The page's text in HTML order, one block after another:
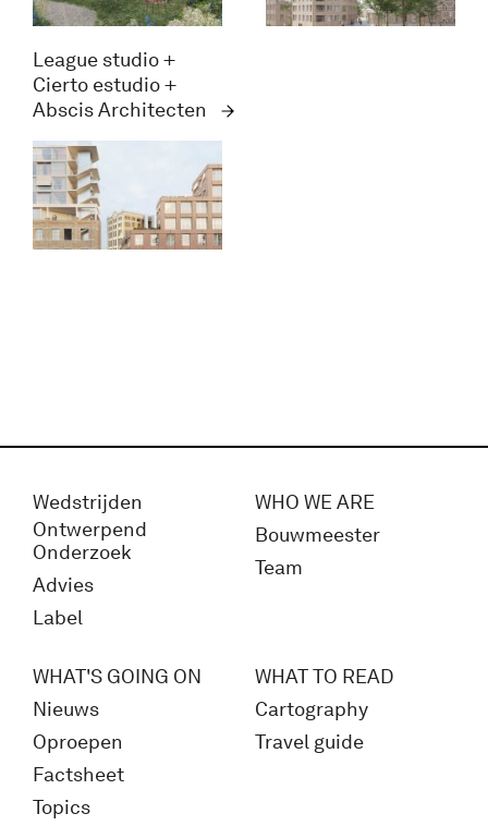
League studio +
Cierto estudio +
Abscis Architecten
Wedstrijden
Ontwerpend
Onderzoek
Advies
Label
WHO WE ARE
Bouwmeester
Team
WHAT'S GOING ON
Nieuws
Oproepen
Factsheet
Topics
WHAT TO READ
Cartography
Travel guide